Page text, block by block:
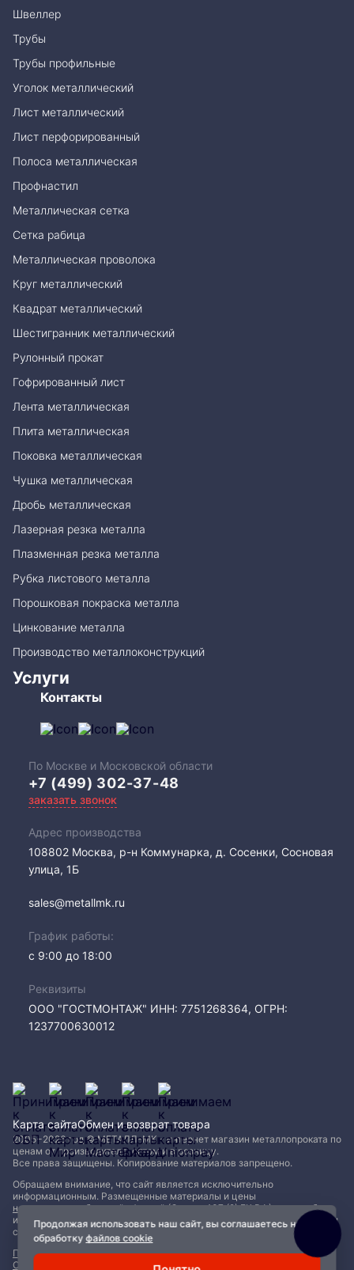
Продолжая использовать наш сайт, вы соглашаетесь на
обработкуфайлов cookie
Швеллер
Трубы
Трубы профильные
Уголок металлический
Лист металлический
Лист перфорированный
Полоса металлическая
Профнастил
Металлическая сетка
Сетка рабица
Металлическая проволока
Круг металлический
Квадрат металлический
Шестигранник металлический
Рулонный прокат
Гофрированный лист
Лента металлическая
Плита металлическая
Поковка металлическая
Чушка металлическая
Дробь металлическая
Лазерная резка металла
Плазменная резка металла
Рубка листового металла
Порошковая покраска металла
Цинкование металла
Производство металлоконструкций
Услуги
Контакты
По Москве и Московской области
+7 (499) 302-37-48
заказать звонок
Адрес производства
108802​ Москва, р-н Коммунарка, д. Сосенки, Сосновая
улица, 1Б
sales@metallmk.ru
График работы:
с 9:00 до 18:00
Реквизиты
ООО "ГОСТМОНТАЖ" ИНН: 7751268364, ОГРН:
1237700630012
2005−2026 год © МЕТАЛЛ-МК - интернет магазин металлопроката по
ценам от производителя, оптом и в розницу.
Все права защищены. Копирование материалов запрещено.
Обращаем внимание, что сайт является исключительно
информационным. Размещенные материалы и цены
не являются публичной офертой (Статья 437 (2) ГК РФ)и могут быть
изменены без уведомления. Для уточнения наличия, характеристик и
стоимости материалов обращайтесь в офисы продаж.
Политика конфиденциальности|Пользовательское соглашение|
Обработка файлов Cookie
Карта сайтаОбмен и возврат товара